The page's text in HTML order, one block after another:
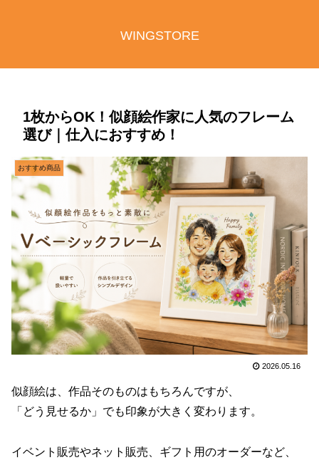
WINGSTORE
1枚からOK！似顔絵作家に人気のフレーム
選び｜仕入におすすめ！
おすすめ商品
2026.05.16
似顔絵は、作品そのものはもちろんですが、
「どう見せるか」でも印象が大きく変わります。
イベント販売やネット販売、ギフト用のオーダーなど、